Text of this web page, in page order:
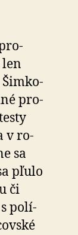
len
Šim­ko­
pro­
v ro­
sa
pľulo
či
s po­lí­